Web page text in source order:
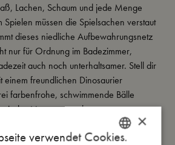
Lachen, Schaum und jede Menge
müssen die Spielsachen verstaut
dieses niedliche Aufbewahrungsnetz
nur für Ordnung im Badezimmer,
auch noch unterhaltsamer. Stell dir
einem freundlichen Dinosaurier
farbenfrohe, schwimmende Bälle
Momente zaubern.
Netz, hergestellt aus Neopren und
×
verwendet Cookies.